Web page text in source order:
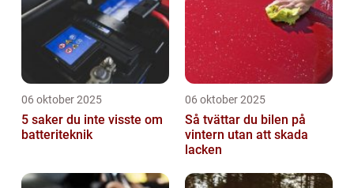
06 oktober 2025
5 saker du inte visste om
batteriteknik
06 oktober 2025
Så tvättar du bilen på
vintern utan att skada
lacken